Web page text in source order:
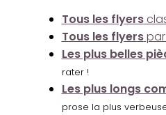
Tous les flyers
Tous les flyerspar
Les plus belles
rater !
Les plus longs
prose la plus